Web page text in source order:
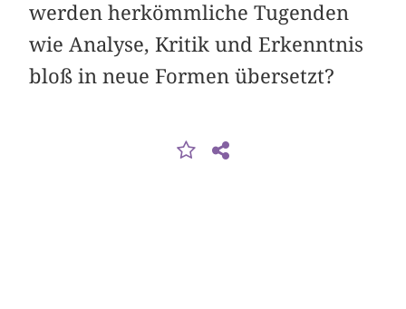
werden herkömmliche Tugenden
wie Analyse, Kritik und Erkenntnis
bloß in neue Formen übersetzt?